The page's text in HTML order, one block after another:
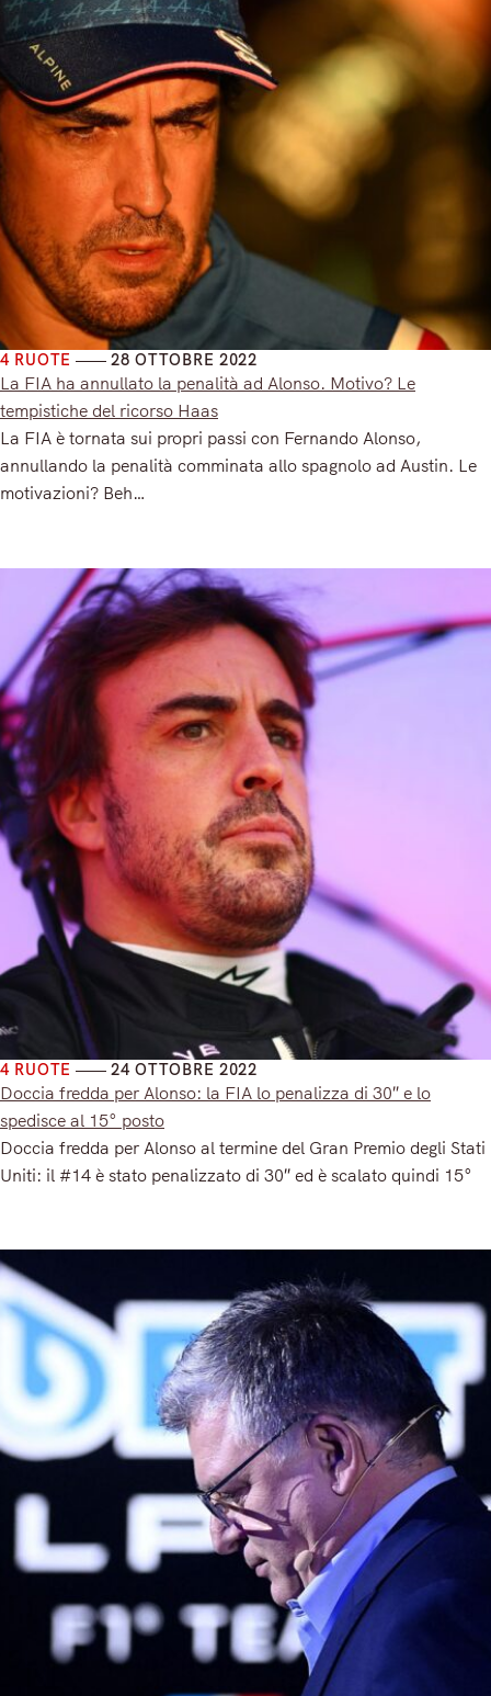
4 RUOTE 28 OTTOBRE 2022
La FIA ha annullato la penalità ad Alonso. Motivo? Le
tempistiche del ricorso Haas
La FIA è tornata sui propri passi con Fernando Alonso,
annullando la penalità comminata allo spagnolo ad Austin. Le
motivazioni? Beh…
4 RUOTE 24 OTTOBRE 2022
Doccia fredda per Alonso: la FIA lo penalizza di 30″ e lo
spedisce al 15° posto
Doccia fredda per Alonso al termine del Gran Premio degli Stati
Uniti: il #14 è stato penalizzato di 30″ ed è scalato quindi 15°